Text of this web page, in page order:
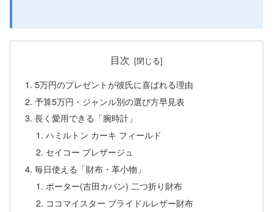
目次
5万円のプレゼントが彼氏に喜ばれる理由
予算5万円・ジャンル別の選び方早見表
長く愛用できる「腕時計」
ハミルトン カーキ フィールド
セイコー プレザージュ
毎日使える「財布・革小物」
ポーター(吉田カバン) 二つ折り財布
ココマイスター ブライドルレザー財布